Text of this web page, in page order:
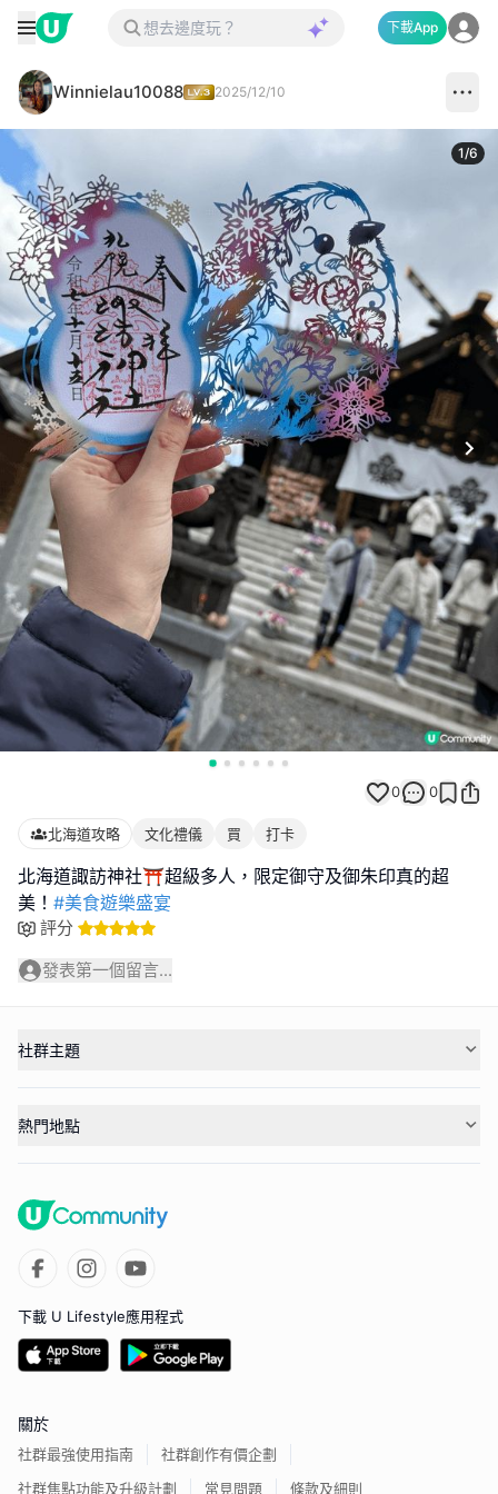
下載App
Winnielau10088 2025/12/10
1/6
0 0
北海道攻略 文化禮儀 買 打卡
北海道諏訪神社⛩️超級多人，限定御守及御朱印真的超
美！ #美食遊樂盛宴
評分
發表第一個留言...
社群主題
熱門地點
下載 U Lifestyle應用程式
關於
社群最強使用指南
社群創作有價企劃
社群焦點功能及升級計劃
常見問題 條款及細則